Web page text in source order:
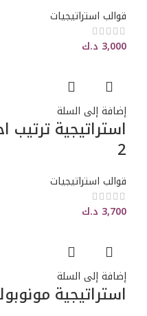
قوالب استراتيجيات
3,000 د.ك
إضافة إلى السلة
استراتيجية ترتيب
2
قوالب استراتيجيات
3,700 د.ك
إضافة إلى السلة
استراتيجية